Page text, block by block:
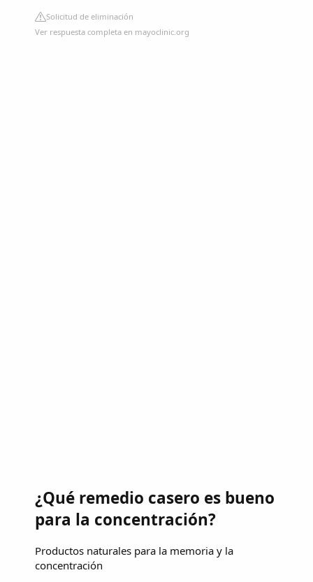
Solicitud de eliminación
Ver respuesta completa en mayoclinic.org
¿Qué remedio casero es bueno
para la concentración?
Productos naturales para la memoria y la
concentración